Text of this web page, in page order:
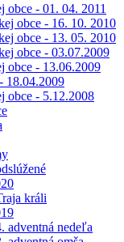
obce - 01. 04. 2011
obce - 16. 10. 2010
obce - 13. 05. 2010
obce - 03.07.2009
obce - 13.06.2009
18.04.2009
obce - 5.12.2008
králi
adventná nedeľa